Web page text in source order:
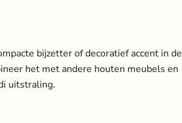
bijzetter of decoratief accent in de
het met andere houten meubels en
uitstraling.